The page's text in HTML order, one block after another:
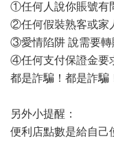
①任何人說你賬號有
②任何假裝熟客或家
③愛情陷阱 說需要轉
④任何支付保證金要
都是詐騙！都是詐騙
另外小提醒：
便利店點數是給自己